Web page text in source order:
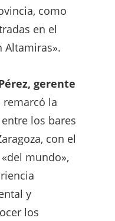
como
en el
Altamiras».
gerente
remarcó la
los bares
con el
mundo»,
y
los